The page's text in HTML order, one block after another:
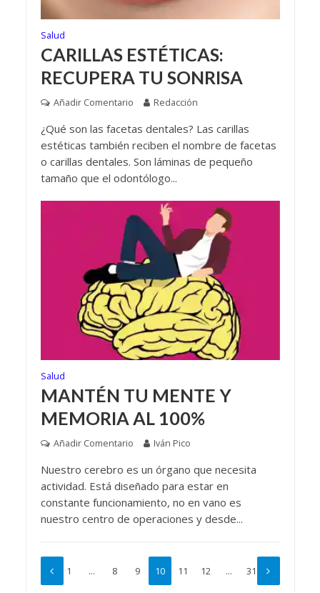
Salud
CARILLAS ESTÉTICAS:
RECUPERA TU SONRISA
Añadir Comentario Redacción
¿Qué son las facetas dentales? Las carillas
estéticas también reciben el nombre de facetas
o carillas dentales. Son láminas de pequeño
tamaño que el odontólogo...
Salud
MANTÉN TU MENTE Y
MEMORIA AL 100%
Añadir Comentario Iván Pico
Nuestro cerebro es un órgano que necesita
actividad. Está diseñado para estar en
constante funcionamiento, no en vano es
nuestro centro de operaciones y desde...
1 … 8 9 10 11 12 … 31